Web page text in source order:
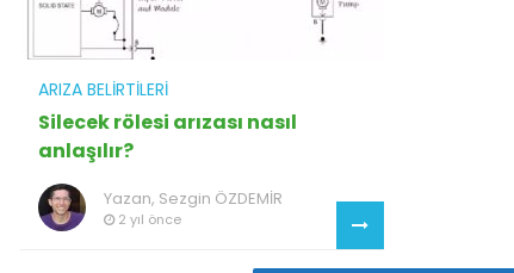
ARIZA BELIRTILERI
Silecek rölesi arızası nasıl
anlaşılır?
Yazan, Sezgin ÖZDEMİR
2 yıl önce